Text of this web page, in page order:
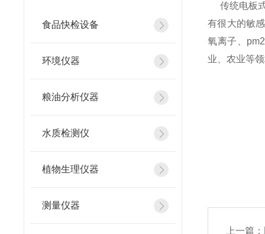
食品快检设备
环境仪器
粮油分析仪器
水质检测仪
植物生理仪器
测量仪器
传统电板式
有很大的敏
氧离子、
业、农业等
上一篇：